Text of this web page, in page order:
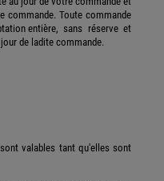
commande. Toute commande
entière, sans réserve et
de ladite commande.
valables tant qu'elles sont